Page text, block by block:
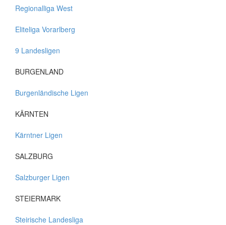
Regionalliga West
Eliteliga Vorarlberg
9 Landesligen
BURGENLAND
Burgenländische Ligen
KÄRNTEN
Kärntner Ligen
SALZBURG
Salzburger Ligen
STEIERMARK
Steirische Landesliga